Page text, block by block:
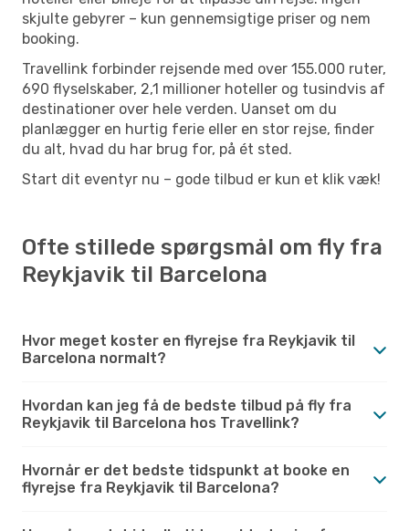
skjulte gebyrer – kun gennemsigtige priser og nem
booking.
Travellink forbinder rejsende med over 155.000 ruter,
690 flyselskaber, 2,1 millioner hoteller og tusindvis af
destinationer over hele verden. Uanset om du
planlægger en hurtig ferie eller en stor rejse, finder
du alt, hvad du har brug for, på ét sted.
Start dit eventyr nu – gode tilbud er kun et klik væk!
Ofte stillede spørgsmål om fly fra
Reykjavik til Barcelona
Hvor meget koster en flyrejse fra Reykjavik til
Barcelona normalt?
Hvordan kan jeg få de bedste tilbud på fly fra
Reykjavik til Barcelona hos Travellink?
Hvornår er det bedste tidspunkt at booke en
flyrejse fra Reykjavik til Barcelona?